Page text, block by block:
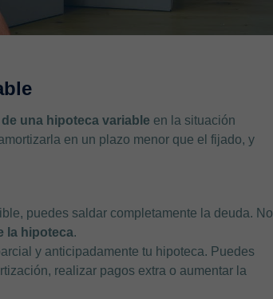
una hipoteca variable en la situación
en un plazo menor que el fijado, y
puedes saldar completamente la deuda. No
la hipoteca.
y anticipadamente tu hipoteca. Puedes
realizar pagos extra o aumentar la